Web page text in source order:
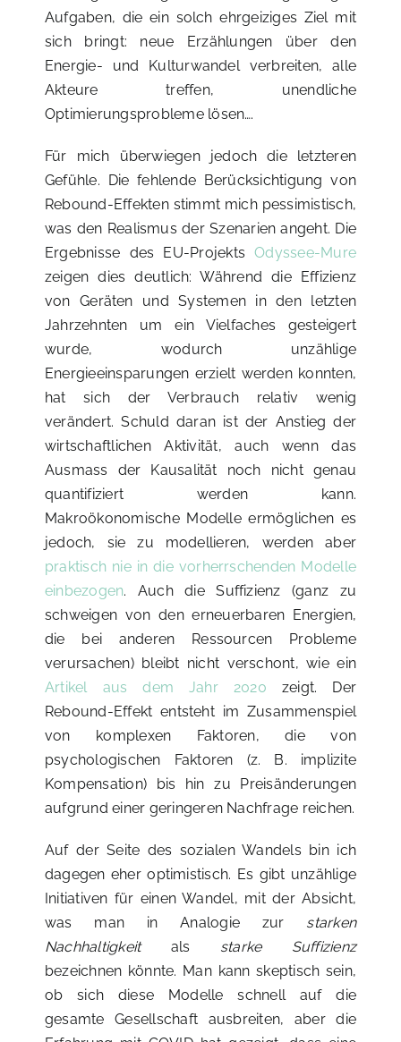
Aufgaben, die ein solch ehrgeiziges Ziel mit
sich bringt: neue Erzählungen über den
Energie- und Kulturwandel verbreiten, alle
Akteure treffen, unendliche
Optimierungsprobleme lösen….
Für mich überwiegen jedoch die letzteren
Gefühle. Die fehlende Berücksichtigung von
Rebound-Effekten stimmt mich pessimistisch,
was den Realismus der Szenarien angeht. Die
Ergebnisse des EU-ProjektsOdyssee-Mure
zeigen dies deutlich: Während die Effizienz
von Geräten und Systemen in den letzten
Jahrzehnten um ein Vielfaches gesteigert
wurde, wodurch unzählige
Energieeinsparungen erzielt werden konnten,
hat sich der Verbrauch relativ wenig
verändert. Schuld daran ist der Anstieg der
wirtschaftlichen Aktivität, auch wenn das
Ausmass der Kausalität noch nicht genau
quantifiziert werden kann.
Makroökonomische Modelle ermöglichen es
jedoch, sie zu modellieren, werden aber
praktisch nie in die vorherrschenden Modelle
einbezogen. Auch die Suffizienz (ganz zu
schweigen von den erneuerbaren Energien,
die bei anderen Ressourcen Probleme
verursachen) bleibt nicht verschont, wie ein
Artikel aus dem Jahr 2020 zeigt. Der
Rebound-Effekt entsteht im Zusammenspiel
von komplexen Faktoren, die von
psychologischen Faktoren (z. B. implizite
Kompensation) bis hin zu Preisänderungen
aufgrund einer geringeren Nachfrage reichen.
Auf der Seite des sozialen Wandels bin ich
dagegen eher optimistisch. Es gibt unzählige
Initiativen für einen Wandel, mit der Absicht,
was man in Analogie zur starken
Nachhaltigkeitals starke Suffizienz
bezeichnen könnte. Man kann skeptisch sein,
ob sich diese Modelle schnell auf die
gesamte Gesellschaft ausbreiten, aber die